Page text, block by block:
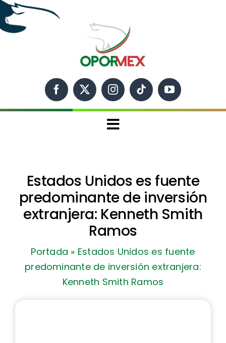
Skip
to
content
Toggle
Conócenos
Información y Estadística
6º Congreso
Estados Unidos es fuente
predominante de inversión
extranjera: Kenneth Smith
Ramos
Portada » Estados Unidos es fuente
predominante de inversión extranjera:
Kenneth Smith Ramos